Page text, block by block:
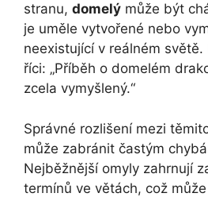
stranu, domelý může být
je uměle vytvořené nebo
neexistující v reálném
říci: „Příběh o domelém
zcela vymyšlený.“
Správné rozlišení mezi
může zabránit častým
Nejběžnější omyly zahrnují
termínů ve větách, což